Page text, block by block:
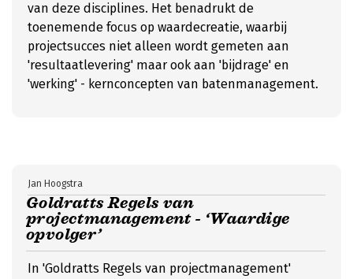
van deze disciplines. Het benadrukt de
toenemende focus op waardecreatie, waarbij
projectsucces niet alleen wordt gemeten aan
'resultaatlevering' maar ook aan 'bijdrage' en
'werking' - kernconcepten van batenmanagement.
Goldratts Regels van
projectmanagement - ‘Waardige
opvolger’
Jan Hoogstra
In 'Goldratts Regels van projectmanagement'